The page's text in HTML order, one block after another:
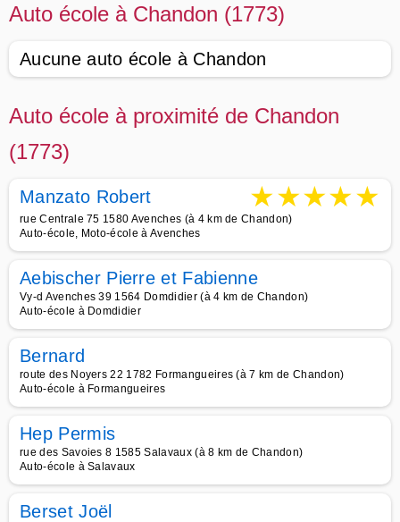
Auto école à Chandon (1773)
Aucune auto école à Chandon
Auto école à proximité de Chandon
(1773)
Manzato Robert ★★★★★
rue Centrale 75 1580 Avenches (à 4 km de Chandon)
Auto-école, Moto-école à Avenches
Aebischer Pierre et Fabienne
Vy-d Avenches 39 1564 Domdidier (à 4 km de Chandon)
Auto-école à Domdidier
Bernard
route des Noyers 22 1782 Formangueires (à 7 km de Chandon)
Auto-école à Formangueires
Hep Permis
rue des Savoies 8 1585 Salavaux (à 8 km de Chandon)
Auto-école à Salavaux
Berset Joël